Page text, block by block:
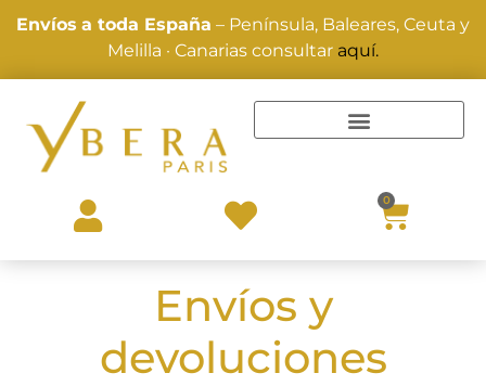
Envíos a toda España – Península, Baleares, Ceuta y
Melilla · Canarias consultar aquí.
0
Envíos y
devoluciones